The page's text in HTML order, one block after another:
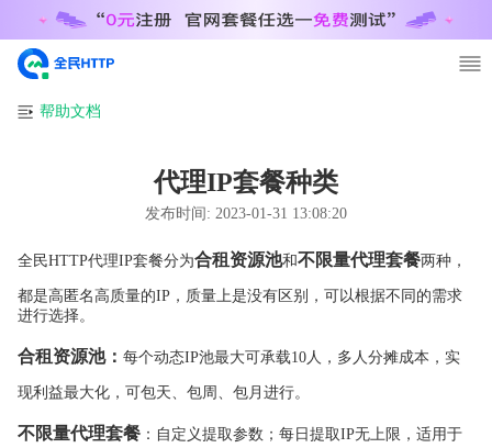
帮助文档
代理IP套餐种类
发布时间: 2023-01-31 13:08:20
全民HTTP代理IP套餐分为合租资源池和不限量代理套餐两种，
都是高匿名高质量的IP，质量上是没有区别，可以根据不同的需求
进行选择。
合租资源池： 每个动态IP池最大可承载10人，多人分摊成本，实
现利益最大化，可包天、包周、包月进行。
不限量代理套餐 ：自定义提取参数；每日提取IP无上限，适用于